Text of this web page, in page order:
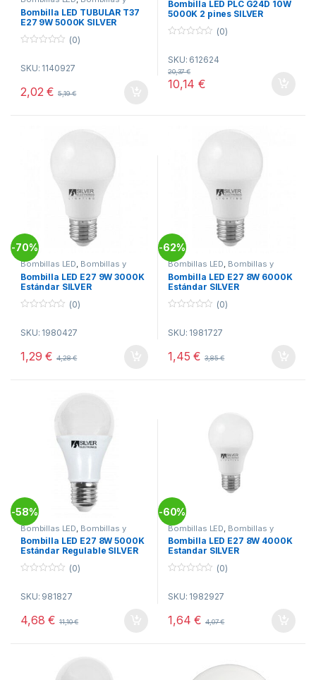
Tubos ,Electricidad
Bombilla LED TUBULAR T37
E27 9W 5000K SILVER
u
f
(0)
SKU: 1140927
2,02€ 5,19€
Bombilla LED PLC G24D 10W
5000K 2 pines SILVER
u
t
o
f
(0)
SKU: 612624
10,14€
20,37€
-70%
Bombillas LED, Bombillas y
Tubos ,Electricidad
Bombilla LED E27 9W 3000K
Estándar SILVER
u
(0)
SKU: 1980427
1,29€ 4,28€
-62%
Bombillas LED, Bombillas y
Tubos ,Electricidad
Bombilla LED E27 8W 6000K
Estándar SILVER
u
(0)
SKU: 1981727
1,45€ 3,85€
-58%
Bombillas LED Bombillas y
Tubos ,Electricidad
Bombilla LED E27 8W 5000K
Estándar Regulable SILVER
u
f
(0)
SKU: 981827
4,68€ 11,10€
-60%
Bombillas LED Bombillas y
Tubos ,Electricidad
Bombilla LED E27 8W 4000K
Estandar SILVER
u
(0)
SKU: 1982927
1,64€ 4,07€